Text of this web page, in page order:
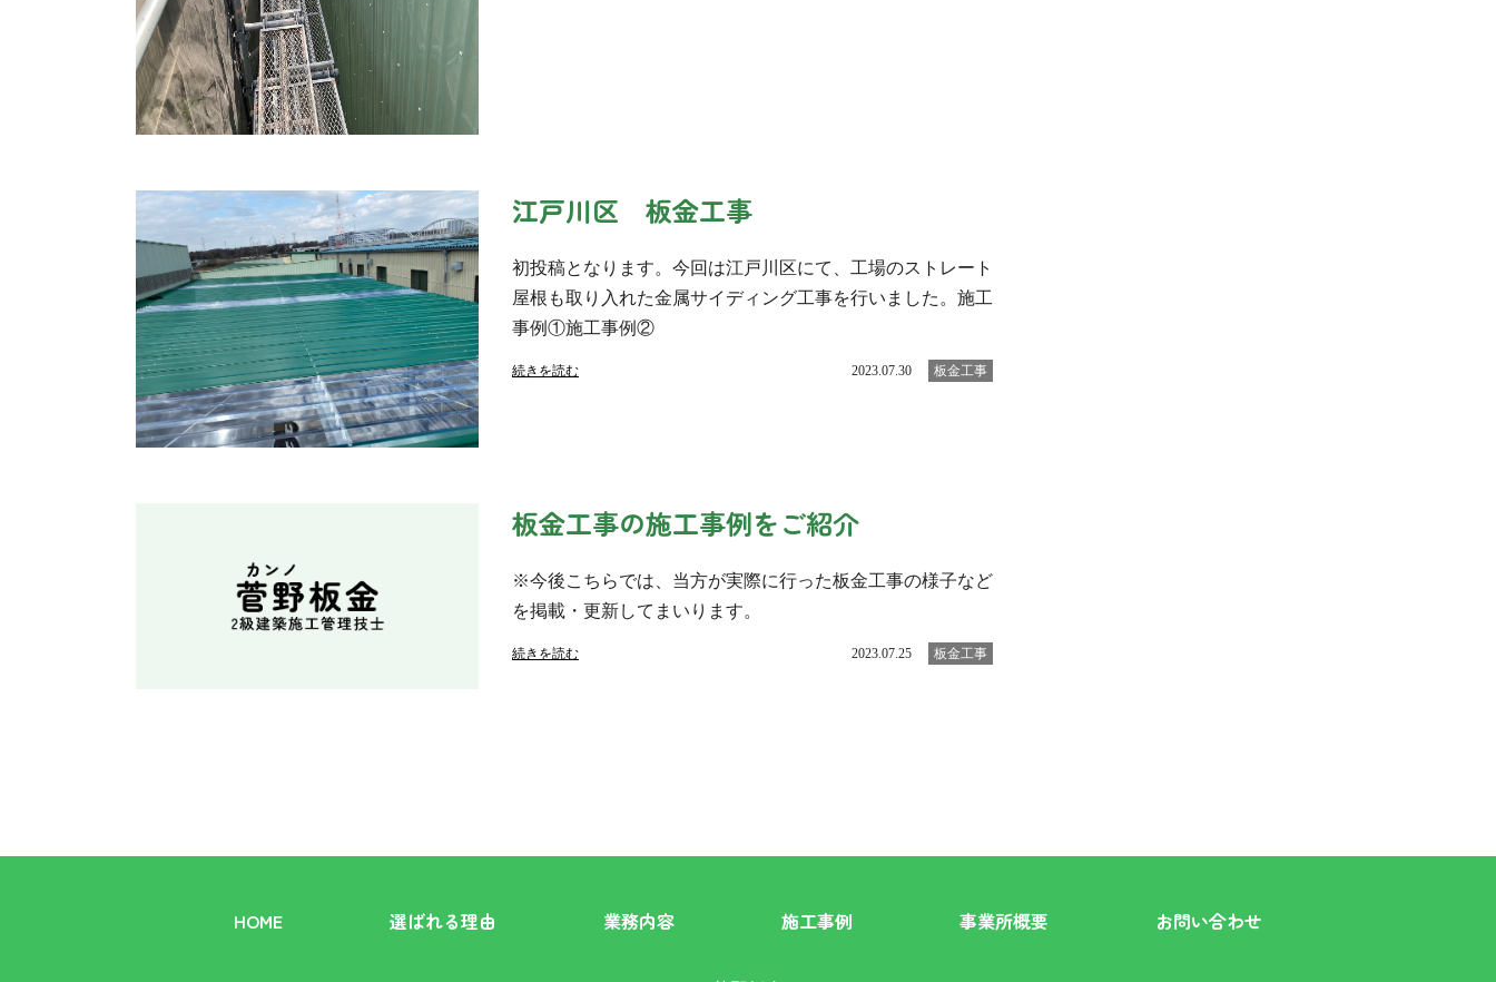
江戸川区 板金工事
初投稿となります。今回は江戸川区にて、工場のストレート
屋根も取り入れた金属サイディング工事を行いました。施工
事例①施工事例②
続きを読む 2023.07.30 板金工事
板金工事の施工事例をご紹介
※今後こちらでは、当方が実際に行った板金工事の様子など
を掲載・更新してまいります。
続きを読む 2023.07.25 板金工事
HOME 選ばれる理由 業務内容 施工事例 事業所概要 お問い合わせ